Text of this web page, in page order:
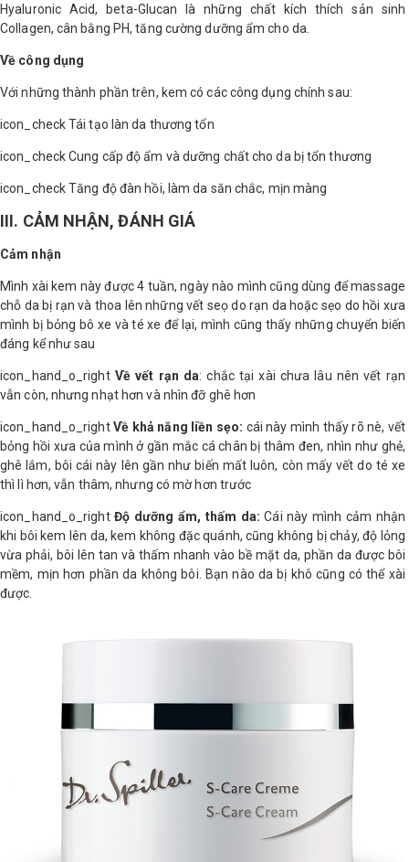
Hyaluronic Acid, beta-Glucan là những chất kích thích sản sinh
Collagen, cân bằng PH, tăng cường dưỡng ẩm cho da.
Về công dụng
Với những thành phần trên, kem có các công dụng chính sau:
icon_check Tái tạo làn da thương tổn
icon_check Cung cấp độ ẩm và dưỡng chất cho da bị tổn thương
icon_check Tăng độ đàn hồi, làm da săn chắc, mịn màng
III. CẢM NHẬN, ĐÁNH GIÁ
Cảm nhận
Mình xài kem này được 4 tuần, ngày nào mình cũng dùng để massage
chỗ da bị rạn và thoa lên những vết seọ do rạn da hoặc sẹo do hồi xưa
mình bị bỏng bô xe và té xe để lại, mình cũng thấy những chuyển biến
đáng kể như sau
icon_hand_o_right Về vết rạn da: chắc tại xài chưa lâu nên vết rạn
vẫn còn, nhưng nhạt hơn và nhìn đỡ ghê hơn
icon_hand_o_rightVề khả năng liền sẹo: cái này mình thấy rõ nè, vết
bỏng hồi xưa của mình ở gần mắc cá chân bị thâm đen, nhìn như ghẻ,
ghê lắm, bôi cái này lên gần như biến mất luôn, còn mấy vết do té xe
thì lì hơn, vẫn thâm, nhưng có mờ hơn trước
icon_hand_o_rightĐộ dưỡng ẩm, thấm da: Cái này mình cảm nhận
khi bôi kem lên da, kem không đặc quánh, cũng không bị chảy, độ lỏng
vừa phải, bôi lên tan và thấm nhanh vào bề mặt da, phần da được bôi
mềm, mịn hơn phần da không bôi. Bạn nào da bị khô cũng có thể xài
được.